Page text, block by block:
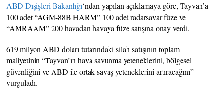
ABD Dışişleri Bakanlığı‘ndan yapılan açıklamaya göre, Tayvan’a
100 adet “AGM-88B HARM” 100 adet radarsavar füze ve
“AMRAAM” 200 havadan havaya füze satışına onay verdi.
619 milyon ABD doları tutarındaki silah satışının toplam
maliyetinin “Tayvan’ın hava savunma yeteneklerini, bölgesel
güvenliğini ve ABD ile ortak savaş yeteneklerini artıracağını”
vurguladı.